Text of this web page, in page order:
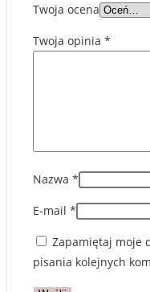
Twoja ocena
Twoja opinia *
Nazwa *
E-mail *
Zapamiętaj moje
pisania kolejnych